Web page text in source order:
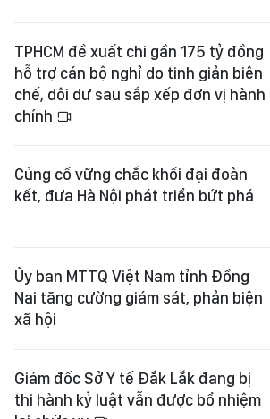
TPHCM đề xuất chi gần 175 tỷ đồng
hỗ trợ cán bộ nghỉ do tinh giản biên
chế, dôi dư sau sắp xếp đơn vị hành
chính
Củng cố vững chắc khối đại đoàn
kết, đưa Hà Nội phát triển bứt phá
Ủy ban MTTQ Việt Nam tỉnh Đồng
Nai tăng cường giám sát, phản biện
xã hội
Giám đốc Sở Y tế Đắk Lắk đang bị
thi hành kỷ luật vẫn được bổ nhiệm